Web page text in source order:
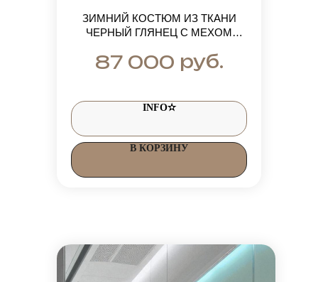
ЗИМНИЙ КОСТЮМ ИЗ ТКАНИ
ЧЕРНЫЙ ГЛЯНЕЦ С МЕХОМ
87 000 руб.
INFO✫
В КОРЗИНУ